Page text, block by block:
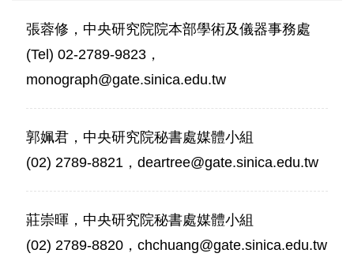
張蓉修，中央研究院院本部學術及儀器事務處
(Tel) 02-2789-9823，
monograph@gate.sinica.edu.tw
郭姵君，中央研究院秘書處媒體小組
(02) 2789-8821，deartree@gate.sinica.edu.tw
莊崇暉，中央研究院秘書處媒體小組
(02) 2789-8820，chchuang@gate.sinica.edu.tw